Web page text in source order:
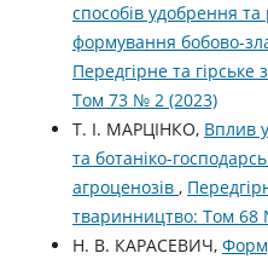
способів удобрення
формування бобово-
Передгірне та
Том 73 № 2 (2023)
Т. І. МАРЦІНКО, Вплив
та ботаніко-
агроценозів ,
тваринництво: Том 68
Н. В. КАРАСЕВИЧ,